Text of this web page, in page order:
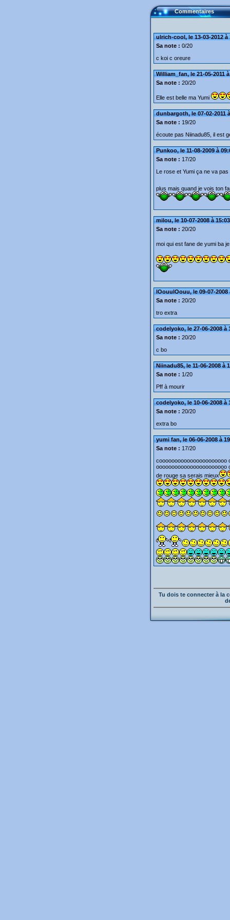
Commentaires
ulrich-cool, le 13-03-2012 à
Sa note : 0/20
c koi c oreure
William_fan, le 21-05-2011
Sa note : 20/20
Elle est belle ma Yumi
dunbargoth, le 07-02-2011
Sa note : 19/20
écoute pas Niinadu85, il est
Punkoo, le 11-08-2009 à
Sa note : 17/20
Le rose et Yumi ça ne va
plus mais quand je vois ton
milou, le 10-07-2008 à 15:03
Sa note : 20/20
moi qui est fane de yumi ba
lOouulOouu, le 09-07-2008
Sa note : 20/20
tro extra
codelyoko, le 27-06-2008 à
Sa note : 20/20
c bo
Niinadu85, le 11-06-2008 à
Sa note : 1/20
Pff à mourir
codelyoko, le 10-06-2008 à
Sa note : 20/20
extra bo
yumi fan, le 06-06-2008 à
Sa note : 17/20
coooooooooooooooooooooo
ooooooooooooooooooooooo
de rouge sa serais mieux
Tu dois te connecter à la